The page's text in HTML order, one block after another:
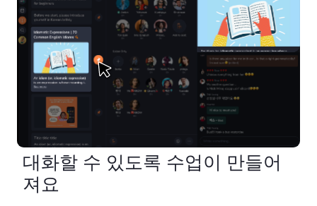
대화할 수 있도록 수업이 만들어
져요